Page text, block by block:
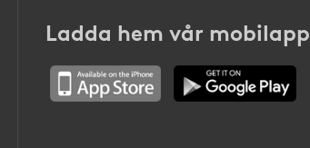
Ladda hem vår mobilapp